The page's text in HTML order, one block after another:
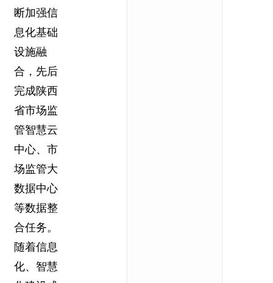
断加强信
息化基础
设施融
合，先后
完成陕西
省市场监
管智慧云
中心、市
场监管大
数据中心
等数据整
合任务。
随着信息
化、智慧